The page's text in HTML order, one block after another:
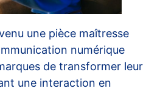
une pièce maîtresse
numérique
de transformer leur
une interaction en